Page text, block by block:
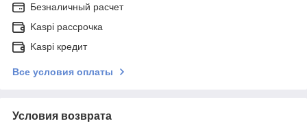
Безналичный расчет
Kaspi рассрочка
Kaspi кредит
Все условия оплаты
Условия возврата